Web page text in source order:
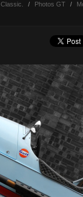
/ Photos GT /